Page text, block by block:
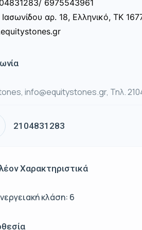
6975543961
αρ. 18, Ελληνικό, ΤΚ
info@equitystones.gr, Τηλ.
2104831283
Χαρακτηριστικά
κλάση: 6